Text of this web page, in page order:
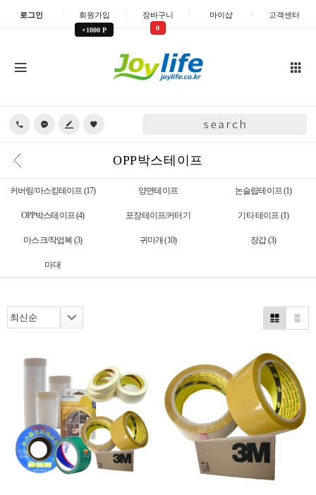
로그인 회원가입
+1000 P
장바구니
0
마이샵 고객센터
OPP박스테이프
커버링/마스킹테이프 (17) 양면테이프 논슬립테이프(1)
OPP박스테이프(4) 포장테이프/커터기 기타 테이프 (1)
마스크/작업복 (3) 귀마개(10) 장갑(3)
마대